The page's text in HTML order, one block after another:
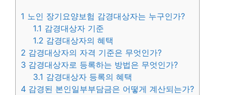
1 노인 장기요양보험 감경대상자는 누구인가?
1.1 감경대상자 기준
1.2 감경대상자의 혜택
2 감경대상자의 자격 기준은 무엇인가?
3 감경대상자로 등록하는 방법은 무엇인가?
3.1 감경대상자 등록의 혜택
4 감경된 본인일부부담금은 어떻게 계산되는가?